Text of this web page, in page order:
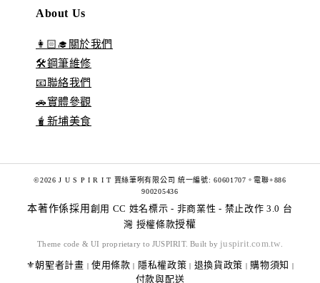
About Us
👩🏻‍🎓關於我們
🛠️鋼筆維修
📧聯絡我們
🚗實體參觀
🧋新埔美食
©2026 J U S P I R I T 賈絲筆咧有限公司 統一編號: 60601707。電聯+886
900205436
本著作係採用 創用 CC 姓名標示 - 非商業性 - 禁止改作 3.0 台
灣 授權條款授權
Theme code & UI proprietary to JUSPIRIT. Built by juspirit.com.tw
⚜️朝聖者計畫 | 使用條款 | 隱私權政策 | 退換貨政策 | 購物須知 |
付款與配送